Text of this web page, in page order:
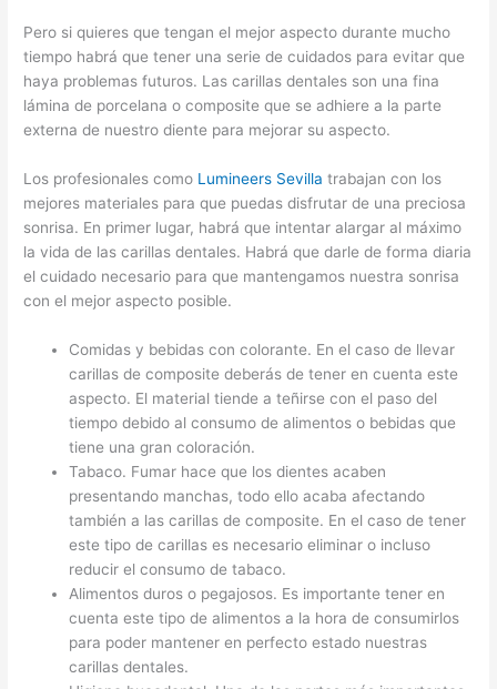
Pero si quieres que tengan el mejor aspecto durante mucho
tiempo habrá que tener una serie de cuidados para evitar que
haya problemas futuros. Las carillas dentales son una fina
lámina de porcelana o composite que se adhiere a la parte
externa de nuestro diente para mejorar su aspecto.
Los profesionales como Lumineers Sevillatrabajan con los
mejores materiales para que puedas disfrutar de una preciosa
sonrisa. En primer lugar, habrá que intentar alargar al máximo
la vida de las carillas dentales. Habrá que darle de forma diaria
el cuidado necesario para que mantengamos nuestra sonrisa
con el mejor aspecto posible.
Comidas y bebidas con colorante. En el caso de llevar
carillas de composite deberás de tener en cuenta este
aspecto. El material tiende a teñirse con el paso del
tiempo debido al consumo de alimentos o bebidas que
tiene una gran coloración.
Tabaco. Fumar hace que los dientes acaben
presentando manchas, todo ello acaba afectando
también a las carillas de composite. En el caso de tener
este tipo de carillas es necesario eliminar o incluso
reducir el consumo de tabaco.
Alimentos duros o pegajosos. Es importante tener en
cuenta este tipo de alimentos a la hora de consumirlos
para poder mantener en perfecto estado nuestras
carillas dentales.